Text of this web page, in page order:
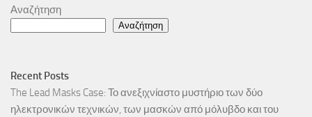
Αναζήτηση
Αναζήτηση
Recent Posts
The Lead Masks Case: Το ανεξιχνίαστο μυστήριο των δύο
ηλεκτρονικών τεχνικών, των μασκών από μόλυβδο και του